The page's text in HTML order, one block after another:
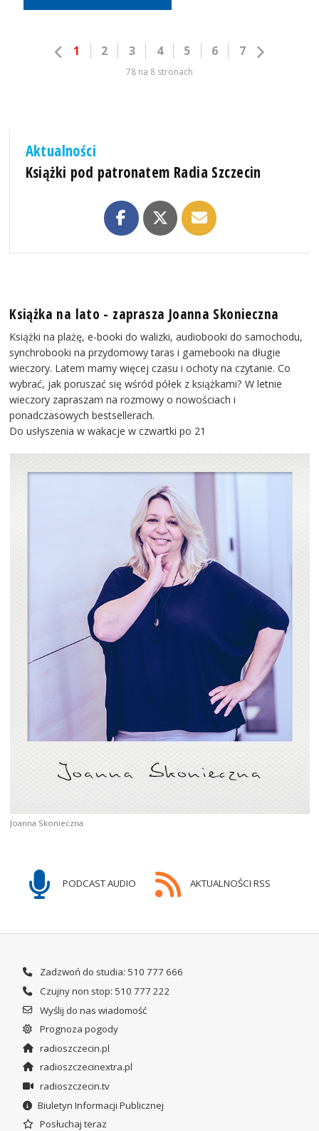
1 2 3 4 5 6 7
78 na 8 stronach
Aktualności
Książki pod patronatem Radia Szczecin
Książka na lato - zaprasza Joanna Skonieczna
Książki na plażę, e-booki do walizki, audiobooki do samochodu,
synchrobooki na przydomowy taras i gamebooki na długie
wieczory. Latem mamy więcej czasu i ochoty na czytanie. Co
wybrać, jak poruszać się wśród półek z książkami? W letnie
wieczory zapraszam na rozmowy o nowościach i
ponadczasowych bestsellerach.
Do usłyszenia w wakacje w czwartki po 21
Joanna Skonieczna
PODCAST AUDIO AKTUALNOŚCI RSS
Zadzwoń do studia: 510 777 666
Czujny non stop: 510 777 222
Wyślij do nas wiadomość
Prognoza pogody
radioszczecin.pl
radioszczecinextra.pl
radioszczecin.tv
Biuletyn Informacji Publicznej
Posłuchaj teraz